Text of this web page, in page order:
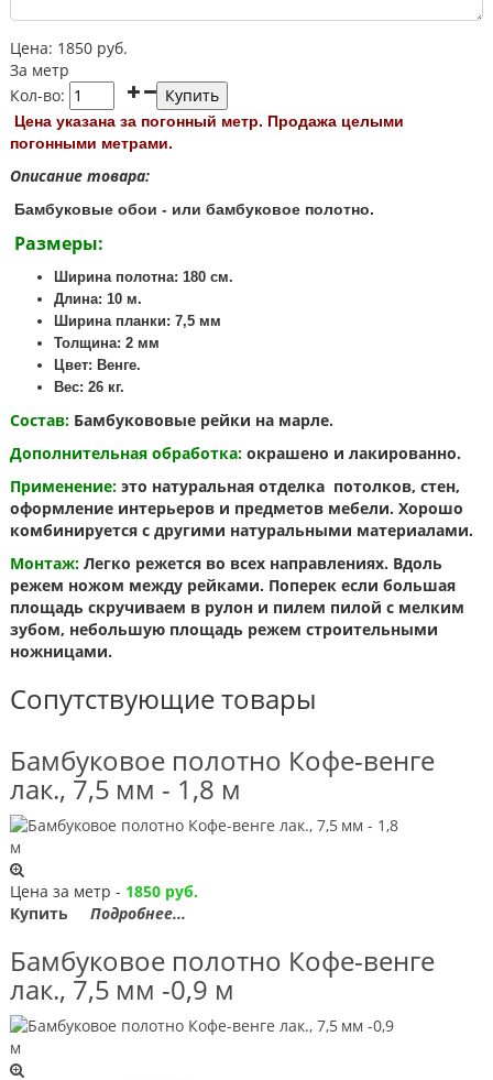
Цена: 1850 руб.
За метр
Кол-во:
Цена указана за погонный метр. Продажа целыми
погонными метрами.
Описание товара:
Бамбуковые обои - или бамбуковое полотно.
Размеры:
Ширина полотна: 180 см.
Длина: 10 м.
Ширина планки: 7,5 мм
Толщина: 2 мм
Цвет: Венге.
Вес: 26 кг.
Состав: Бамбукововые рейки на марле.
Дополнительная обработка: окрашено и лакированно.
Применение: это натуральная отделка потолков, стен,
оформление интерьеров и предметов мебели. Хорошо
комбинируется с другими натуральными материалами.
Монтаж: Легко режется во всех направлениях. Вдоль
режем ножом между рейками. Поперек если большая
площадь скручиваем в рулон и пилем пилой с мелким
зубом, небольшую площадь режем строительными
ножницами.
Сопутствующие товары
Бамбуковое полотно Кофе-венге
лак., 7,5 мм - 1,8 м
Цена за метр - 1850 руб.
Купить
Подробнее...
Бамбуковое полотно Кофе-венге
лак., 7,5 мм -0,9 м